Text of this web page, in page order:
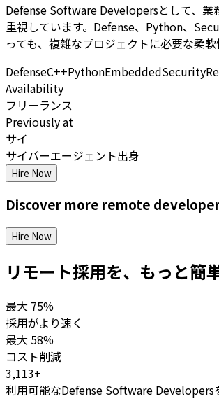
Defense Software Developersとして、業
重視しています。Defense、Python、
っても、複雑なプロジェクトに必要な柔軟
DefenseC++PythonEmbeddedSecurity
Availability
フリーランス
Previously at
サイ
サイバーエージェント出身
Hire Now
Discover more remote
Hire Now
リモート採用を、もっと簡
最大 75%
採用がより速く
最大 58%
コスト削減
3,113+
利用可能なDefense Software Developers